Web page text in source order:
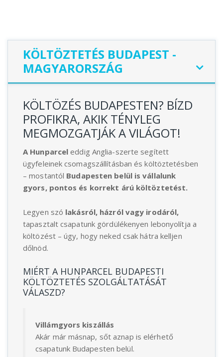
KÖLTÖZTETÉS BUDAPEST -
MAGYARORSZÁG
KÖLTÖZÉS BUDAPESTEN? BÍZD
PROFIKRA, AKIK TÉNYLEG
MEGMOZGATJÁK A VILÁGOT!
A Hunparcel eddig Anglia-szerte segített
ügyfeleinek csomagszállításban és költöztetésben
– mostantól Budapesten belül is vállalunk
gyors, pontos és korrekt árú költöztetést.
Legyen szó lakásról, házról vagy irodáról,
tapasztalt csapatunk gördülékenyen lebonyolítja a
költözést – úgy, hogy neked csak hátra kelljen
dőlnöd.
MIÉRT A HUNPARCEL BUDAPESTI
KÖLTÖZTETÉS SZOLGÁLTATÁSÁT
VÁLASZD?
Villámgyors kiszállás
Akár már másnap, sőt aznap is elérhető
csapatunk Budapesten belül.